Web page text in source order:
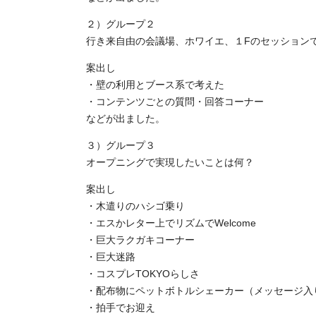
２）グループ２
行き来自由の会議場、ホワイエ、１Fのセッション
案出し
・壁の利用とブース系で考えた
・コンテンツごとの質問・回答コーナー
などが出ました。
３）グループ３
オープニングで実現したいことは何？
案出し
・木遣りのハシゴ乗り
・エスかレター上でリズムでWelcome
・巨大ラクガキコーナー
・巨大迷路
・コスプレTOKYOらしさ
・配布物にペットボトルシェーカー（メッセージ入
・拍手でお迎え